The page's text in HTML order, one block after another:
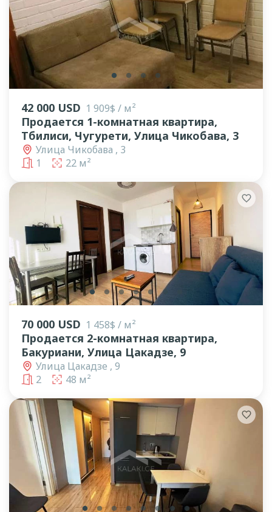
lens lens lens lens
42 000 USD 1 909$ / м²
Продается 1-комнатная квартира,
Тбилиси, Чугурети, Улица Чикобава, 3
Улица Чикобава , 3
1
22 м²
lens lens lens lens lens lens
70 000 USD 1 458$ / м²
Продается 2-комнатная квартира,
Бакуриани, Улица Цакадзе, 9
Улица Цакадзе , 9
2
48 м²
lens lens lens lens lens lens lens lens